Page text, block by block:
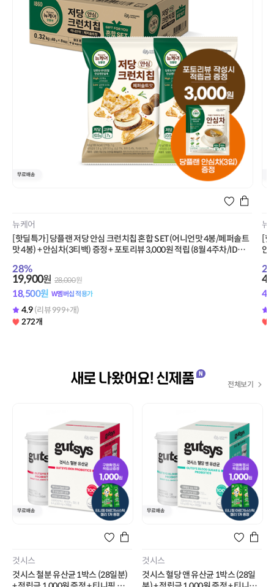
뉴케어
[핫딜특가] 당플랜 저당 안심 크런치칩 혼합 SET(어니언맛 4봉/페퍼솔트
맛 4봉) + 안심차(3티백) 증정 + 포토리뷰 3,000원 적립 (8월 4주차/ID당 1
28%
19,900원 28,000원
18,500원 W멤버십 적용가
4.9 (리뷰 999+개)
272개
뉴
[
안
26
새로 나왔어요! 신제품 전체보기
것시스
것시스 철분 유산균 1박스 (28일분)
것시스
것시스 혈당 앤 유산균 1박스 (28일